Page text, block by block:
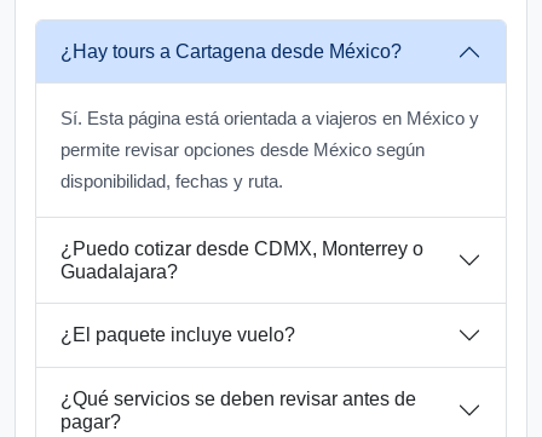
¿Hay tours a Cartagena desde México?
Sí. Esta página está orientada a viajeros en México y
permite revisar opciones desde México según
disponibilidad, fechas y ruta.
¿Puedo cotizar desde CDMX, Monterrey o
Guadalajara?
¿El paquete incluye vuelo?
¿Qué servicios se deben revisar antes de
pagar?